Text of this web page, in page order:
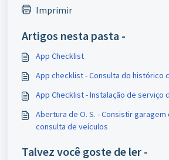
Imprimir
Artigos nesta pasta -
App Checklist
App checklist - Consulta do histórico
App Checklist - Instalação de serviço
Abertura de O. S. - Consistir garagem
consulta de veículos
Talvez você goste de ler -